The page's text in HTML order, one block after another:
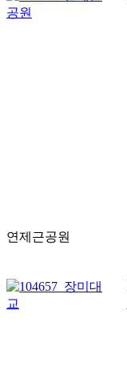
연제근공원